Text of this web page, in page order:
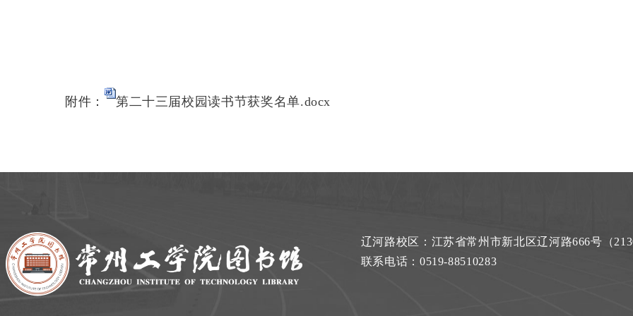
附件： 第二十三届校园读书节获奖名单.docx
辽河路校区：江苏省常州市新北区辽河路666号（
联系电话：0519-88510283